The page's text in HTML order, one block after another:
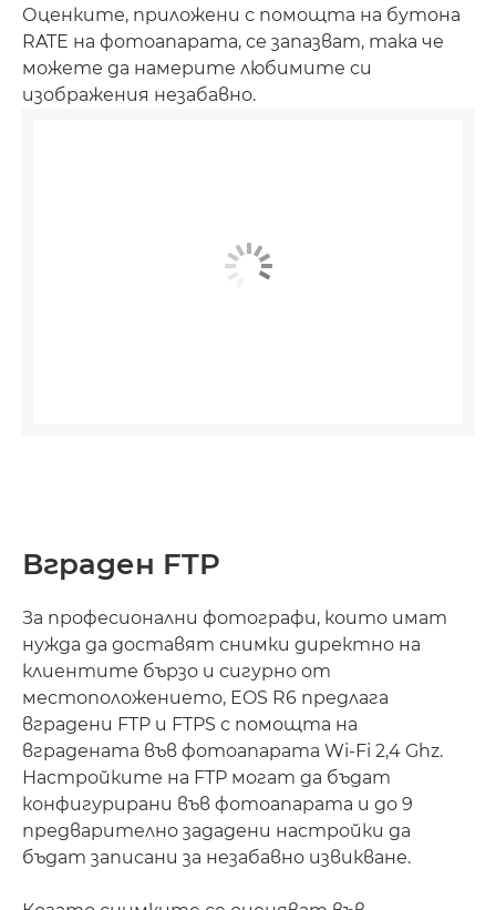
Оценките, приложени с помощта на бутона
RATE на фотоапарата, се запазват, така че
можете да намерите любимите си
изображения незабавно.
Вграден FTP
За професионални фотографи, които имат
нужда да доставят снимки директно на
клиентите бързо и сигурно от
местоположението, EOS R6 предлага
вградени FTP и FTPS с помощта на
вградената във фотоапарата Wi-Fi 2,4 Ghz.
Настройките на FTP могат да бъдат
конфигурирани във фотоапарата и до 9
предварително зададени настройки да
бъдат записани за незабавно извикване.